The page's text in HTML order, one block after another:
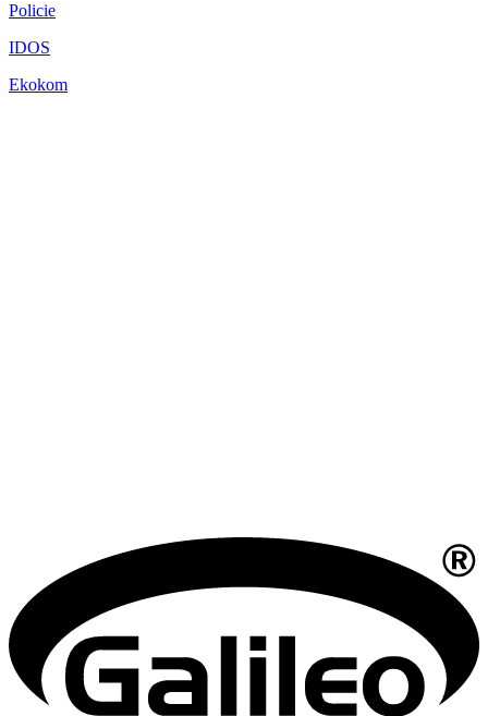
Policie
IDOS
Ekokom